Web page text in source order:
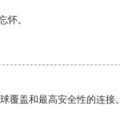
怀。
覆盖和最高安全性的连接。